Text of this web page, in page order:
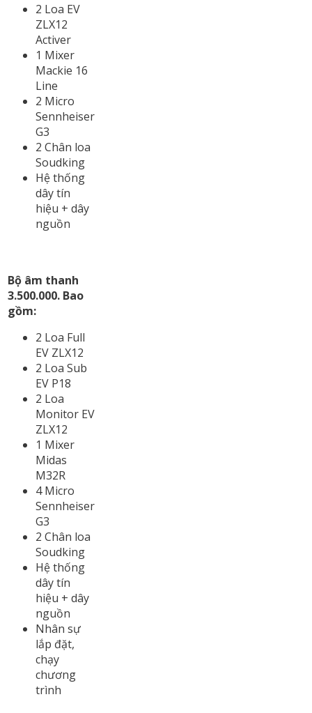
2 Loa EV
ZLX12
Activer
1 Mixer
Mackie 16
Line
2 Micro
Sennheiser
G3
2 Chân loa
Soudking
Hệ thống
dây tín
hiệu + dây
nguồn
Bộ âm thanh
3.500.000. Bao
gồm:
2 Loa Full
EV ZLX12
2 Loa Sub
EV P18
2 Loa
Monitor EV
ZLX12
1 Mixer
Midas
M32R
4 Micro
Sennheiser
G3
2 Chân loa
Soudking
Hệ thống
dây tín
hiệu + dây
nguồn
Nhân sự
lắp đặt,
chạy
chương
trình